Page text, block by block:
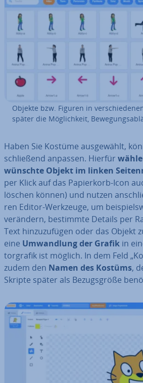
Objekte bzw. Figuren in
später die Mög­lich­keit,
Haben Sie Kostüme aus­ge­wählt,
schlie­ßend anpassen. Hierfür
wünsch­te Objekt im linken
per Klick auf das Pa­pier­korb-Icon
löschen können) und nutzen
ren Editor-Werkzeuge, um
verändern, bestimmte Details per
Text hin­zu­zu­fü­gen oder das Objekt
eine Um­wand­lung der Grafik in
tor­gra­fik ist möglich. In dem Feld
zudem den Namen des Kostüms,
Skripte später als Be­zugs­grö­ße